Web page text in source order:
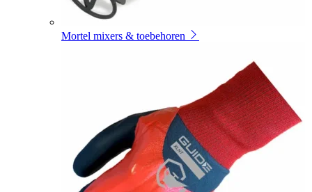
Mortel mixers & toebehoren